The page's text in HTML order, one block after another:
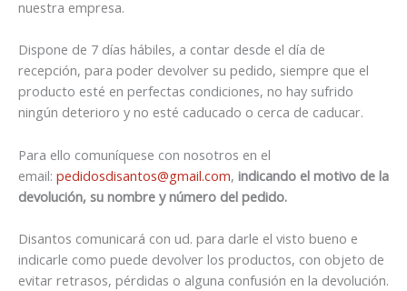
nuestra empresa.
Dispone de 7 días hábiles, a contar desde el día de
recepción, para poder devolver su pedido, siempre que el
producto esté en perfectas condiciones, no hay sufrido
ningún deterioro y no esté caducado o cerca de caducar.
Para ello comuníquese con nosotros en el
email: pedidosdisantos@gmail.com, indicando el motivo de la
devolución, su nombre y número del pedido.
Disantos comunicará con ud. para darle el visto bueno e
indicarle como puede devolver los productos, con objeto de
evitar retrasos, pérdidas o alguna confusión en la devolución.